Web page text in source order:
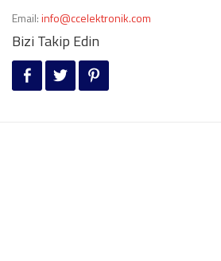
Email:info@ccelektronik.com
Bizi Takip Edin